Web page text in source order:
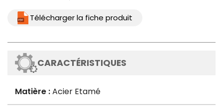
Télécharger la fiche produit
CARACTÉRISTIQUES
Matière :Acier Etamé